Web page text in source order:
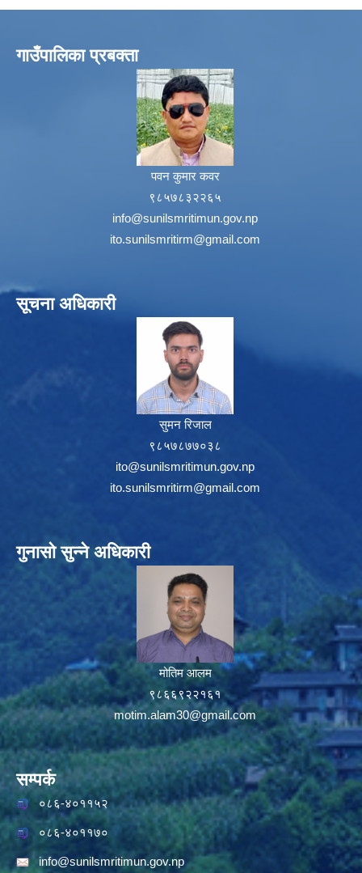
गाउँपालिका प्रबक्ता
पवन कुमार कवर
९८५७८३२२६५
info@sunilsmritimun.gov.np
ito.sunilsmritirm@gmail.com
सूचना अधिकारी
सुमन रिजाल
९८५७८७७०३८
ito@sunilsmritimun.gov.np
ito.sunilsmritirm@gmail.com
गुनासो सुन्ने अधिकारी
मोतिम आलम
९८६६९२२१६१
motim.alam30@gmail.com
सम्पर्क
०८६-४०११५२
०८६-४०११७०
info@sunilsmritimun.gov.np